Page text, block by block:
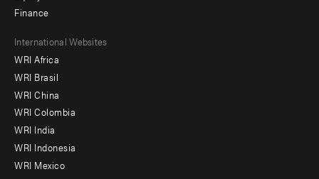
Finance
Footer
menu
-
Offices
International Websites
WRI Africa
WRI Brasil
WRI China
WRI Colombia
WRI India
WRI Indonesia
WRI Mexico